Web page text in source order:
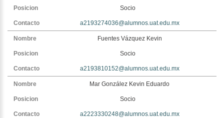
Socio
a2193274036@alumnos.uat.edu.mx
Fuentes Vázquez Kevin
Socio
a2193810152@alumnos.uat.edu.mx
Mar González Kevin Eduardo
Socio
a2223330248@alumnos.uat.edu.mx